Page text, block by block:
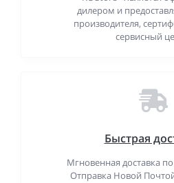
дилером и
производителя,
сервисный
Быстрая
Мгновенная доставка
Отправка Новой